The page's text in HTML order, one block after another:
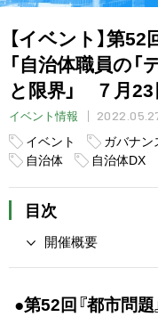
【イベント】第
「自治体職員の
と限界」 ７月23
イベント情報
イベント
ガバナン
自治体
自治体DX
目次
開催概要
●第52回『都市問